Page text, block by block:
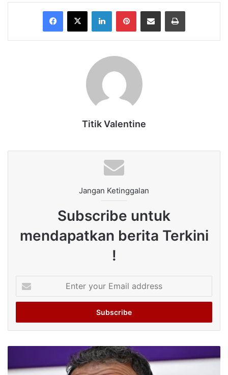
Facebook
X LinkedInPinterestShare via Email Print
Titik Valentine
Jangan Ketinggalan
Subscribe untuk
mendapatkan berita Terkini
!
your
Email